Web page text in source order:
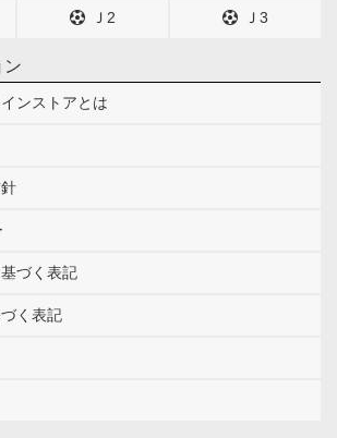
Ｊ2 Ｊ3
ン
ンストアとは
づく表記
く表記